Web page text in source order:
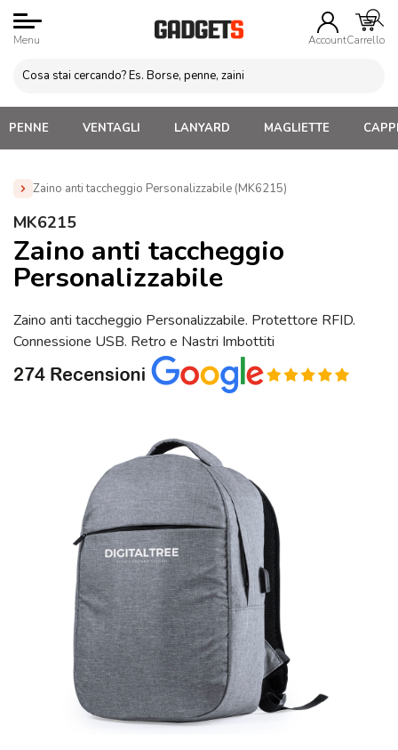
Menu AccountCarrello
PENNE VENTAGLI LANYARD MAGLIETTE
Zaino anti taccheggio Personalizzabile (MK6215)
Home »
Personalizzabile (MK6215)
MK6215
Zaino anti taccheggio
Personalizzabile
Zaino anti taccheggio Personalizzabile. Protettore RFID.
Connessione USB. Retro e Nastri Imbottiti